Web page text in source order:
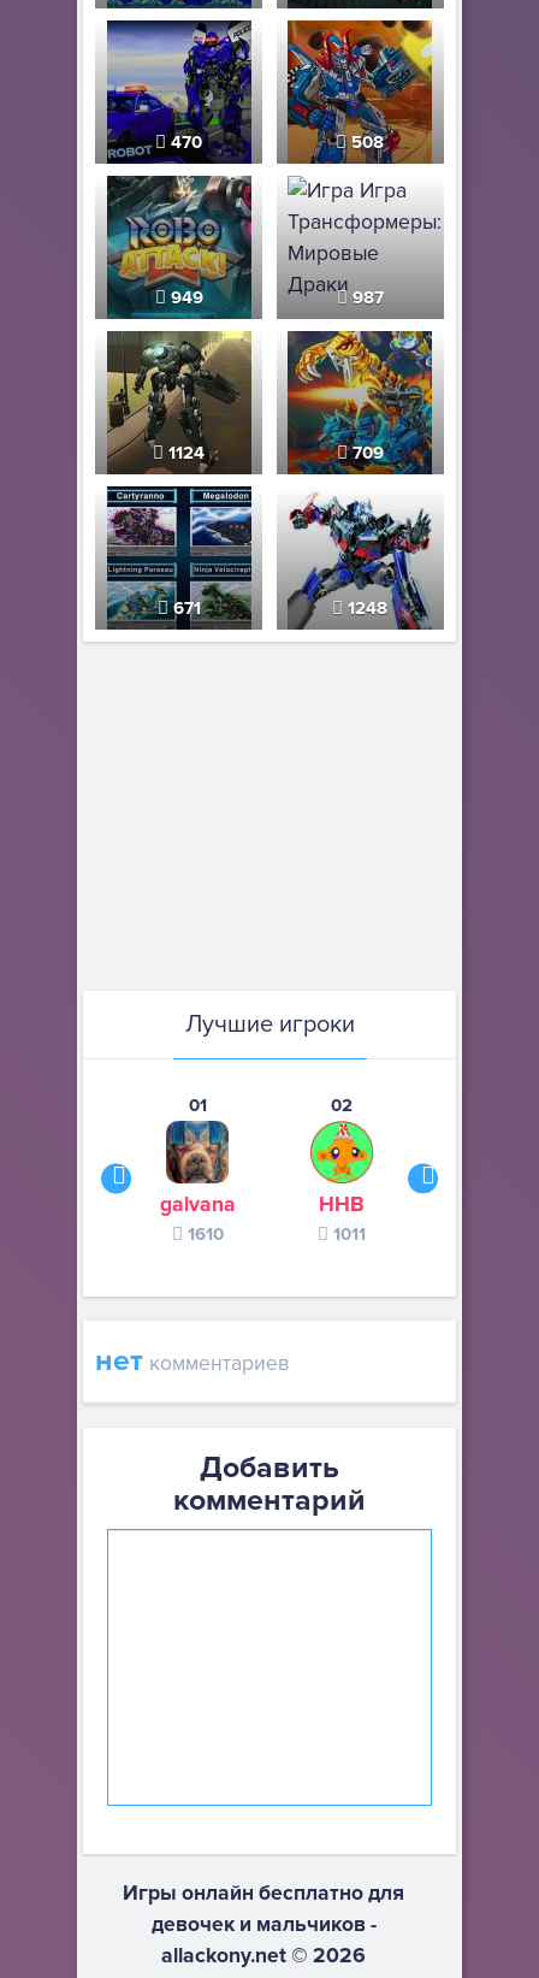
470 508
949 987
1124 709
671 1248
Лучшие игроки
01
galvana
1610
02
ННВ
1011
нет комментариев
Добавить
комментарий
Игры онлайн бесплатно для
девочек и мальчиков -
allackony.net © 2026